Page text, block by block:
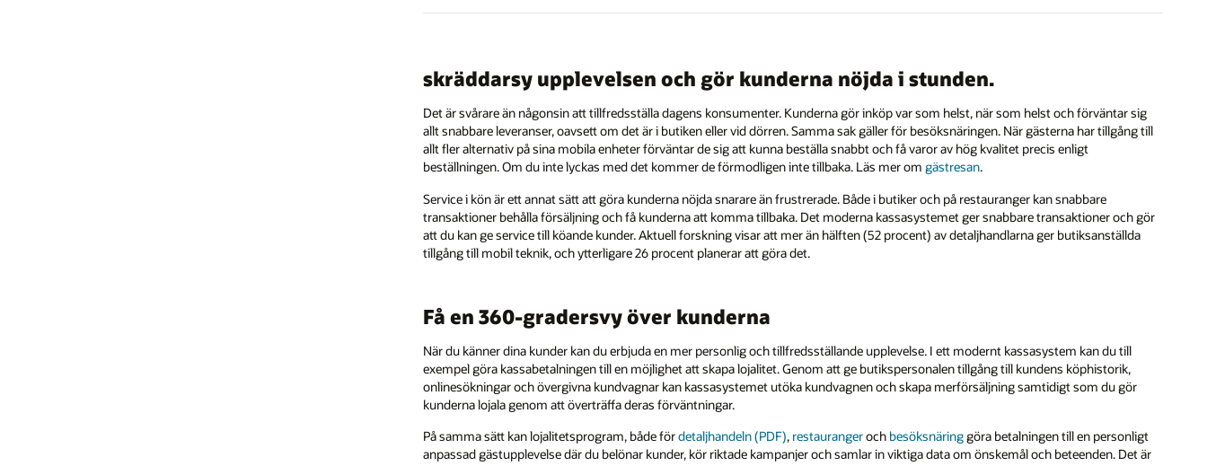
skräddarsy upplevelsen och gör kunderna nöjda i stunden.
Det är svårare än någonsin att tillfredsställa dagens konsumenter. Kunderna gör inköp var som helst, när som helst och förväntar sig
allt snabbare leveranser, oavsett om det är i butiken eller vid dörren. Samma sak gäller för besöksnäringen. När gästerna har tillgång till
allt fler alternativ på sina mobila enheter förväntar de sig att kunna beställa snabbt och få varor av hög kvalitet precis enligt
beställningen. Om du inte lyckas med det kommer de förmodligen inte tillbaka. Läs mer omgästresan.
Service i kön är ett annat sätt att göra kunderna nöjda snarare än frustrerade. Både i butiker och på restauranger kan snabbare
transaktioner behålla försäljning och få kunderna att komma tillbaka. Det moderna kassasystemet ger snabbare transaktioner och gör
att du kan ge service till köande kunder. Aktuell forskning visar att mer än hälften (52 procent) av detaljhandlarna ger butiksanställda
tillgång till mobil teknik, och ytterligare 26 procent planerar att göra det.
Få en 360-gradersvy över kunderna
När du känner dina kunder kan du erbjuda en mer personlig och tillfredsställande upplevelse. I ett modernt kassasystem kan du till
exempel göra kassabetalningen till en möjlighet att skapa lojalitet. Genom att ge butikspersonalen tillgång till kundens köphistorik,
onlinesökningar och övergivna kundvagnar kan kassasystemet utöka kundvagnen och skapa merförsäljning samtidigt som du gör
kunderna lojala genom att överträffa deras förväntningar.
På samma sätt kan lojalitetsprogram, både fördetaljhandeln (PDF), restaurangeroch besöksnäringgöra betalningen till en personligt
anpassad gästupplevelse där du belönar kunder, kör riktade kampanjer och samlar in viktiga data om önskemål och beteenden. Det är